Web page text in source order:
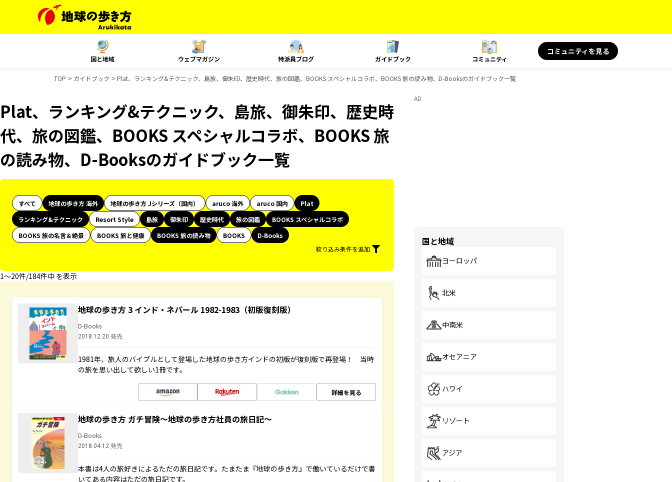
国と地域 ウェブマガジン 特派員ブログ ガイドブック コミュニティ
コミュニティを見る
TOP ガイドブック Plat、ランキング&テクニック、島旅、御朱印、歴史時代、旅の図鑑、BOOKS スペシャルコラボ、BOOKS 旅の読み物、D-Booksのガイドブック一覧
Plat、ランキング&テクニック、島旅、御朱印、歴史時
代、旅の図鑑、BOOKS スペシャルコラボ、BOOKS 旅
の読み物、D-Booksのガイドブック一覧
すべて 地球の歩き方 海外 地球の歩き方 Jシリーズ（国内） aruco 海外 aruco 国内
Plat
ランキング&テクニック
Resort Style 島旅 御朱印 歴史時代 旅の図鑑
BOOKS スペシャルコラボ
BOOKS 旅の名言＆絶景
BOOKS 旅と健康 BOOKS 旅の読み物 BOOKS
D-Books
絞り込み条件を追加
1〜20件/184件中 を表示
地球の歩き方 3 インド・ネパール 1982-1983（初版復刻版）
D-Books
2018.12.20 発売
1981年、旅人のバイブルとして登場した地球の歩き方インドの初版が復刻版で再登場！ 当時
の旅を思い出して欲しい1冊です。
詳細を見る
地球の歩き方 ガチ冒険～地球の歩き方社員の旅日記～
D-Books
2018.04.12 発売
本書は4人の旅好きによるただの旅日記です。たまたま『地球の歩き方』で働いているだけで書
いてある内容はただの旅日記です。
AD
国と地域
ヨーロッパ
北米
中南米
オセアニア
ハワイ
リゾート
アジア